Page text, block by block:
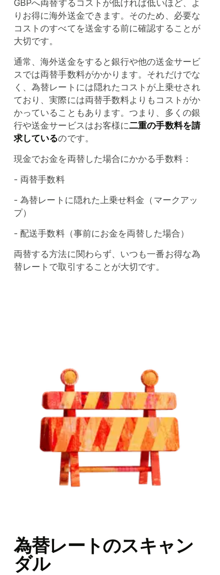
GBPへ両替するコストが低ければ低いほど、よ
りお得に海外送金できます。そのため、必要な
コストのすべてを送金する前に確認することが
大切です。
通常、海外送金をすると銀行や他の送金サービ
スでは両替手数料がかかります。それだけでな
く、為替レートには隠れたコストが上乗せされ
ており、実際には両替手数料よりもコストがか
かっていることもあります。つまり、多くの銀
行や送金サービスはお客様に二重の手数料を請
求しているのです。
現金でお金を両替した場合にかかる手数料：
- 両替手数料
- 為替レートに隠れた上乗せ料金（マークアッ
プ）
- 配送手数料（事前にお金を両替した場合）
両替する方法に関わらず、いつも一番お得な為
替レートで取引することが大切です。
為替レートのスキャン
ダル